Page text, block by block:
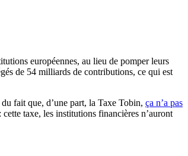
européennes, au lieu de pomper leurs
de 54 milliards de contributions, ce qui est
fait que, d’une part, la Taxe Tobin, ça n’a pas
taxe, les institutions financières n’auront